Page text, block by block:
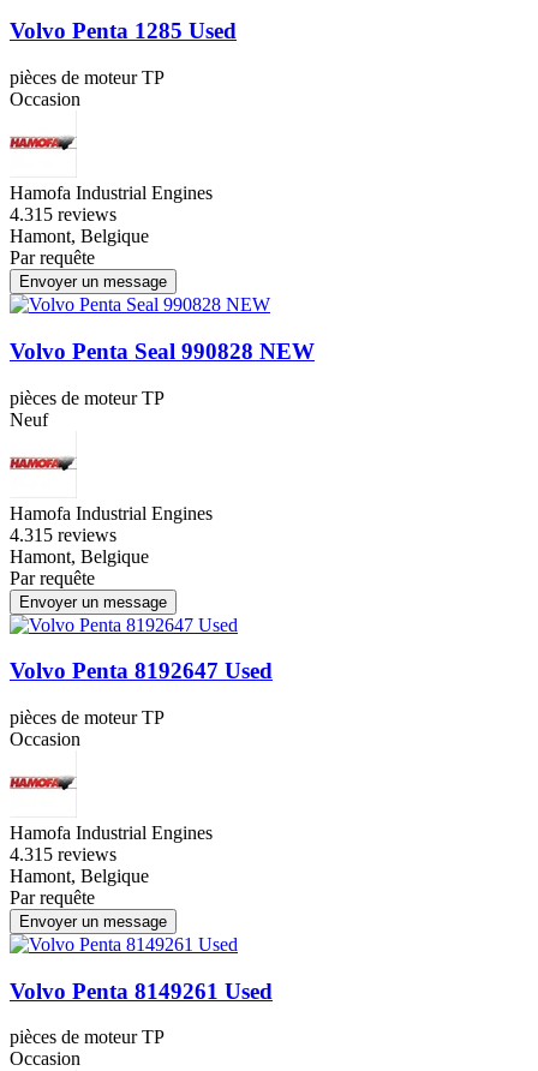
Volvo Penta 1285 Used
pièces de moteur TP
Occasion
Hamofa Industrial Engines
4.315 reviews
Hamont, Belgique
Par requête
Envoyer un message
Volvo Penta Seal 990828 NEW
pièces de moteur TP
Neuf
Hamofa Industrial Engines
4.315 reviews
Hamont, Belgique
Par requête
Envoyer un message
Volvo Penta 8192647 Used
pièces de moteur TP
Occasion
Hamofa Industrial Engines
4.315 reviews
Hamont, Belgique
Par requête
Envoyer un message
Volvo Penta 8149261 Used
pièces de moteur TP
Occasion